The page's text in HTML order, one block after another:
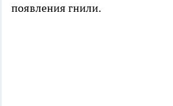
появления гнили.